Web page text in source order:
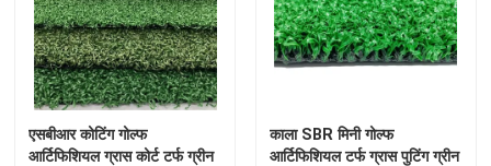
पालतू कृत्रिम घास
पैडल टेनिस कोर्ट
कृत्रिम स्की घास
एसबीआर कोटिंग गोल्फ
आर्टिफिशियल ग्रास कोर्ट टर्फ ग्रीन
काला SBR मिनी गोल्फ
आर्टिफिशियल टर्फ ग्रास पुटिंग ग्रीन